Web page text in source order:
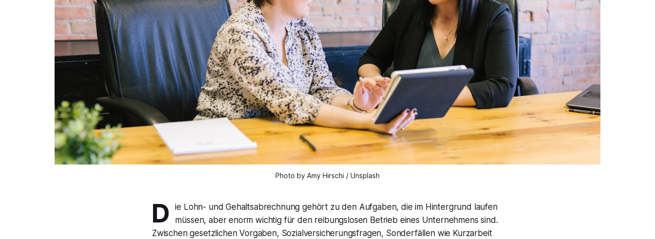
Photo by Amy Hirschi / Unsplash
D
ie Lohn- und Gehaltsabrechnung gehört zu den Aufgaben, die im Hintergrund laufen
müssen, aber enorm wichtig für den reibungslosen Betrieb eines Unternehmens sind.
Zwischen gesetzlichen Vorgaben, Sozialversicherungsfragen, Sonderfällen wie Kurzarbeit